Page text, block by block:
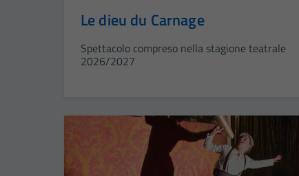
Le dieu du Carnage
Spettacolo compreso nella stagione teatrale
2026/2027